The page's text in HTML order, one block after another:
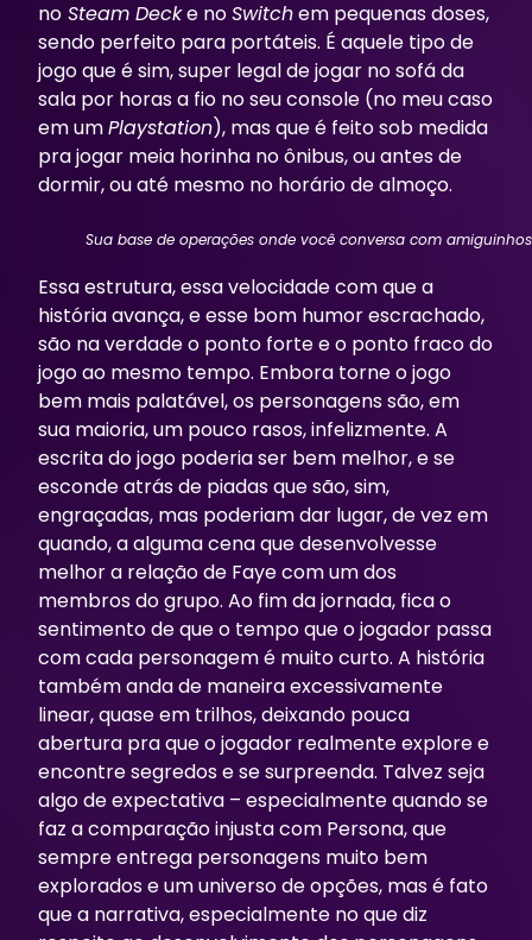
no Steam Decke noSwitchem pequenas doses,
sendo perfeito para portáteis. É aquele tipo de
jogo que é sim, super legal de jogar no sofá da
sala por horas a fio no seu console (no meu caso
em umPlaystation), mas que é feito sob medida
pra jogar meia horinha no ônibus, ou antes de
dormir, ou até mesmo no horário de almoço.
Sua base de operações onde você conversa com amiguinhos
Essa estrutura, essa velocidade com que a
história avança, e esse bom humor escrachado,
são na verdade o ponto forte e o ponto fraco do
jogo ao mesmo tempo. Embora torne o jogo
bem mais palatável, os personagens são, em
sua maioria, um pouco rasos, infelizmente. A
escrita do jogo poderia ser bem melhor, e se
esconde atrás de piadas que são, sim,
engraçadas, mas poderiam dar lugar, de vez em
quando, a alguma cena que desenvolvesse
melhor a relação de Faye com um dos
membros do grupo. Ao fim da jornada, fica o
sentimento de que o tempo que o jogador passa
com cada personagem é muito curto. A história
também anda de maneira excessivamente
linear, quase em trilhos, deixando pouca
abertura pra que o jogador realmente explore e
encontre segredos e se surpreenda. Talvez seja
algo de expectativa – especialmente quando se
faz a comparação injusta com Persona, que
sempre entrega personagens muito bem
explorados e um universo de opções, mas é fato
que a narrativa, especialmente no que diz